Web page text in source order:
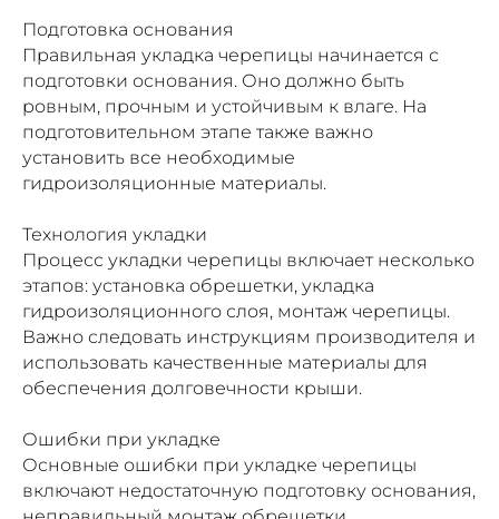
Подготовка основания
Правильная укладка черепицы начинается с
подготовки основания. Оно должно быть
ровным, прочным и устойчивым к влаге. На
подготовительном этапе также важно
установить все необходимые
гидроизоляционные материалы.
Технология укладки
Процесс укладки черепицы включает несколько
этапов: установка обрешетки, укладка
гидроизоляционного слоя, монтаж черепицы.
Важно следовать инструкциям производителя и
использовать качественные материалы для
обеспечения долговечности крыши.
Ошибки при укладке
Основные ошибки при укладке черепицы
включают недостаточную подготовку основания,